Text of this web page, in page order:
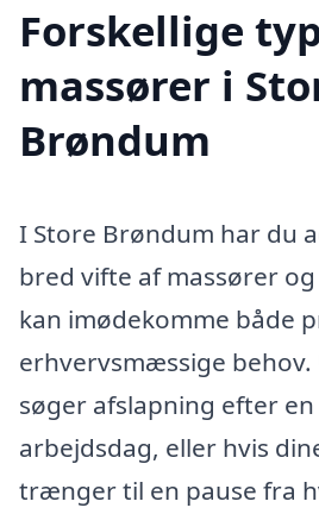
Forskellige
massører i
Brøndum
I Store Brøndum har du
bred vifte af massører
kan imødekomme både
erhvervsmæssige behov.
søger afslapning efter en
arbejdsdag, eller hvis
trænger til en pause fra